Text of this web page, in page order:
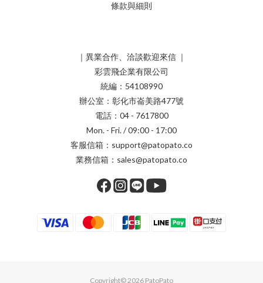
條款與細則
｜異業合作、洽談歡迎來信 ｜
彩雲飛企業有限公司
統編：54108990
辦公室：彰化市崙美路477號
電話：04 - 7617800
Mon. - Fri. / 09:00 - 17:00
客服信箱：support@patopato.co
業務信箱：sales@patopato.co
Copyright© 2026 PatoPato